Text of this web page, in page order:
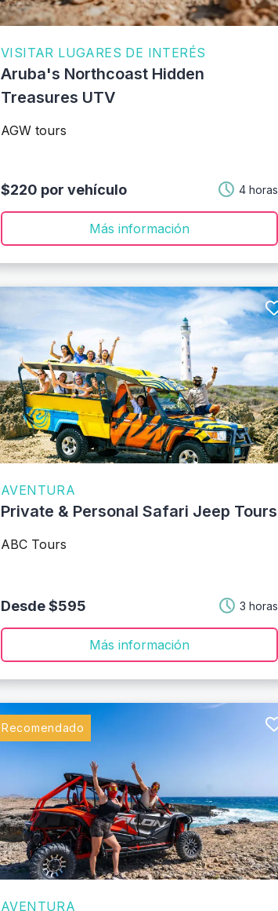
VISITAR LUGARES DE INTERÉS
Aruba's Northcoast Hidden
Treasures UTV
AGW tours
$220 por vehículo 4 horas
Más información
AVENTURA
Private & Personal Safari Jeep Tours
ABC Tours
Desde $595 3 horas
Más información
Recomendado
AVENTURA